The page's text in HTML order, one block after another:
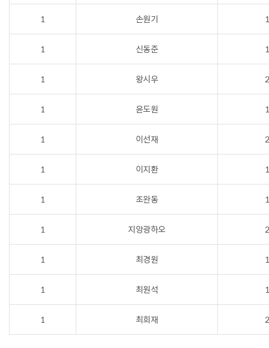
1 손원기
1 신동준
1 왕시우
1 윤도원
1 이선재
1 이지환
1 조완동
1 지앙광하오
1 최경원
1 최원석
1 최희재